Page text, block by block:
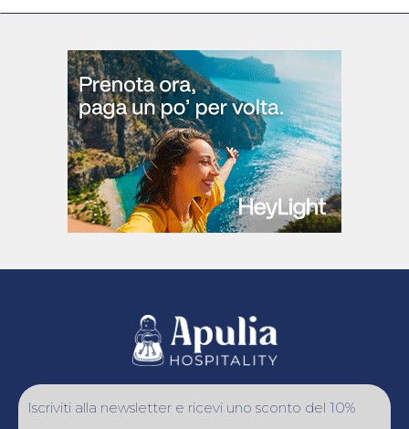
Iscriviti alla newsletter e ricevi uno sconto del 10%